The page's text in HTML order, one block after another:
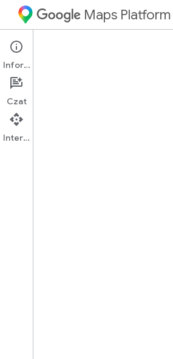
Maps Platform
Android
Przewodniki
Informacje
Czat
Interfejs API